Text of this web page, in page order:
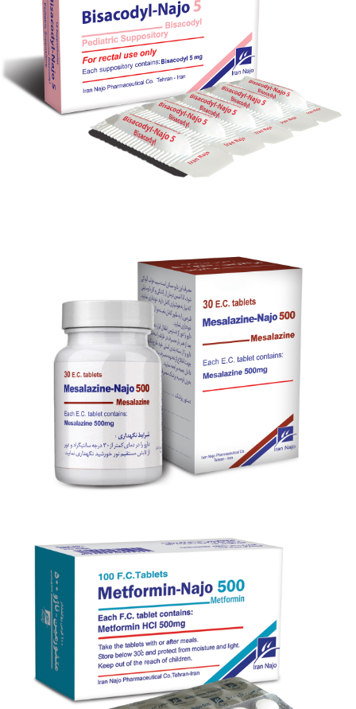
شیاف رکتال بیزاکودیل- ناژو 10
بزرگنمایی توضیحات بیشتر
شیاف رکتال بیزاکودیل- ناژو 5
بزرگنمایی توضیحات بیشتر
قرص مزالازین- ناژو 500
بزرگنمایی توضیحات بیشتر